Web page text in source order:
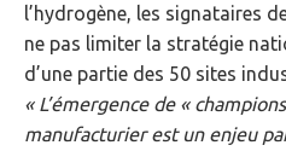
l’hydrogène, les signataires
ne pas limiter la stratégie
d’une partie des 50 sites
« L’émergence de «
manufacturier est un enjeu